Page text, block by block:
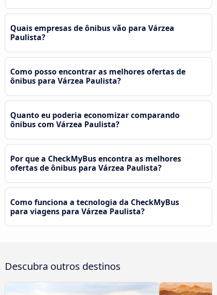
Quais empresas de ônibus vão para Várzea
Paulista?
Como posso encontrar as melhores ofertas de
ônibus para Várzea Paulista?
Quanto eu poderia economizar comparando
ônibus com Várzea Paulista?
Por que a CheckMyBus encontra as melhores
ofertas de ônibus para Várzea Paulista?
Como funciona a tecnologia da CheckMyBus
para viagens para Várzea Paulista?
Descubra outros destinos